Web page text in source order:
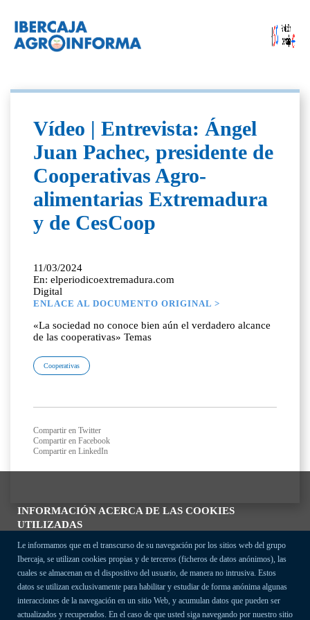
INFORMACIÓN ACERCA DE LAS COOKIES
UTILIZADAS
Le informamos que en el transcurso de su navegación por los sitios web del grupo
Ibercaja, se utilizan cookies propias y de terceros (ficheros de datos anónimos), las
cuales se almacenan en el dispositivo del usuario, de manera no intrusiva. Estos
datos se utilizan exclusivamente para habilitar y estudiar de forma anónima algunas
interacciones de la navegación en un sitio Web, y acumulan datos que pueden ser
actualizados y recuperados. En el caso de que usted siga navegando por nuestro sitio
Vídeo | Entrevista: Ángel
Juan Pachec, presidente de
Cooperativas Agro-
alimentarias Extremadura
y de CesCoop
11/03/2024
En: elperiodicoextremadura.com
Digital
ENLACE AL DOCUMENTO ORIGINAL >
«La sociedad no conoce bien aún el verdadero alcance
de las cooperativas» Temas
Cooperativas
Compartir en Twitter
Compartir en Facebook
Compartir en LinkedIn